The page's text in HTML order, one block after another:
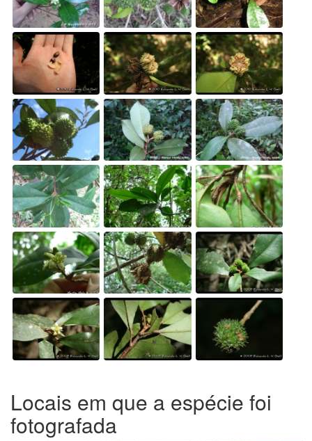
Locais em que a espécie foi
fotografada